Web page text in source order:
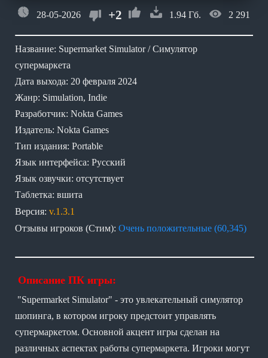
28-05-2026 +2 1.94 Гб. 2 291
Название: Supermarket Simulator / Симулятор
супермаркета
Дата выхода: 20 февраля 2024
Жанр: Simulation, Indie
Разработчик: Nokta Games
Издатель: Nokta Games
Тип издания: Portable
Язык интерфейса: Русский
Язык озвучки: отсутствует
Таблетка: вшита
Версия: v.1.3.1
Отзывы игроков (Стим): Очень положительные (60,345)
Описание ПК игры:
"Supermarket Simulator" - это увлекательный симулятор
шопинга, в котором игроку предстоит управлять
супермаркетом. Основной акцент игры сделан на
различных аспектах работы супермаркета. Игроки могут